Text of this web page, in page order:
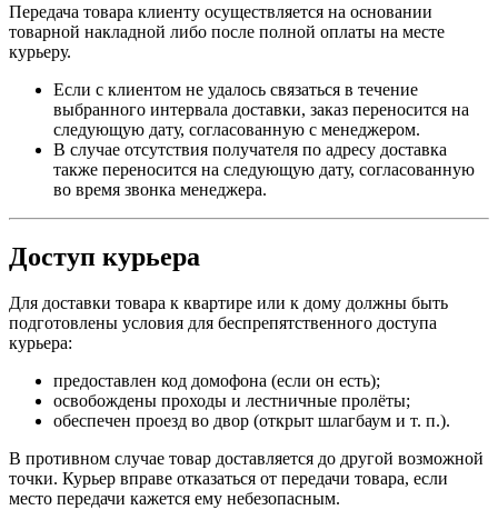
Передача товара клиенту осуществляется на основании
товарной накладной либо после полной оплаты на месте
курьеру.
Если с клиентом не удалось связаться в течение
выбранного интервала доставки, заказ переносится на
следующую дату, согласованную с менеджером.
В случае отсутствия получателя по адресу доставка
также переносится на следующую дату, согласованную
во время звонка менеджера.
Доступ курьера
Для доставки товара к квартире или к дому должны быть
подготовлены условия для беспрепятственного доступа
курьера:
предоставлен код домофона (если он есть);
освобождены проходы и лестничные пролёты;
обеспечен проезд во двор (открыт шлагбаум и т. п.).
В противном случае товар доставляется до другой возможной
точки. Курьер вправе отказаться от передачи товара, если
место передачи кажется ему небезопасным.